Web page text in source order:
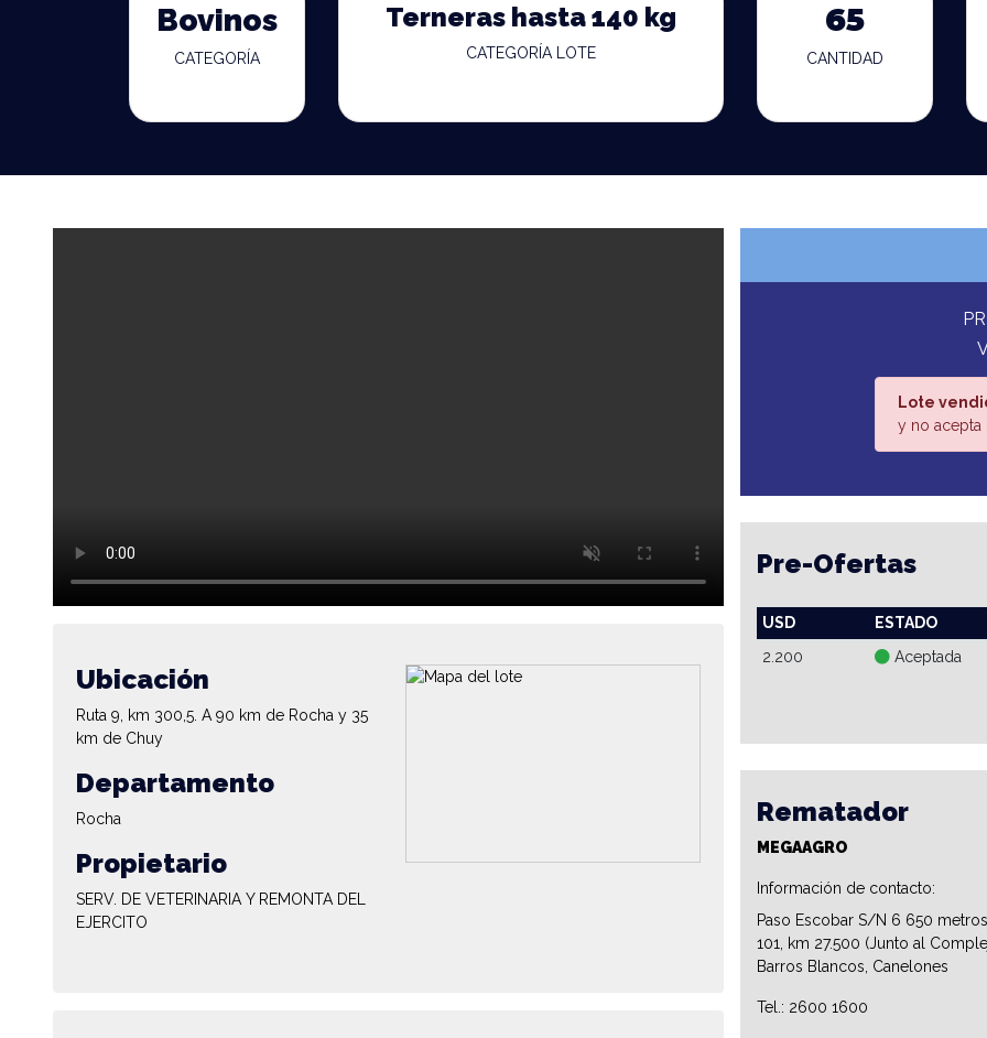
Bovinos
CATEGORÍA
Terneras hasta 140 kg
CATEGORÍA LOTE
65
CANTIDAD
Ubicación
Ruta 9, km 300,5. A 90 km de Rocha y 35
km de Chuy
Departamento
Rocha
Propietario
SERV. DE VETERINARIA Y REMONTA DEL
EJERCITO
Lote
y no acepta
Pre-Ofertas
USD ESTADO
2.200
Aceptada
Rematador
MEGAAGRO
Información de contacto:
Paso Escobar S/N 6 650
101, km 27.500 (Junto al
Barros Blancos, Canelones
Tel.: 2600 1600